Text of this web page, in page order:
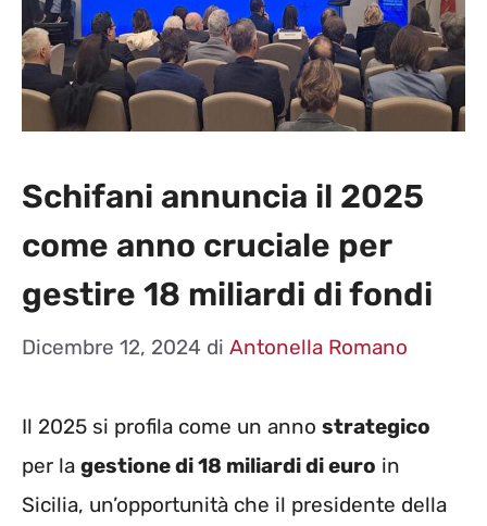
Schifani annuncia il 2025
come anno cruciale per
gestire 18 miliardi di fondi
Dicembre 12, 2024 di Antonella Romano
Il 2025 si profila come un anno strategico
per la gestione di 18 miliardi di euro in
Sicilia, un’opportunità che il presidente della